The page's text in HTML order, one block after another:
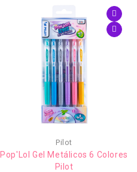
Pilot
Pop'Lol Gel Metálicos 6 Colores
Pilot